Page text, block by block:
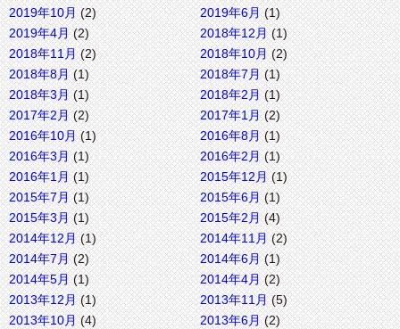
2019年10月(2) 2019年6月(1)
2019年4月(2) 2018年12月(1)
2018年11月(2) 2018年10月(2)
2018年8月(1) 2018年7月(1)
2018年3月(1) 2018年2月(1)
2017年2月(2) 2017年1月(2)
2016年10月(1) 2016年8月(1)
2016年3月(1) 2016年2月(1)
2016年1月(1) 2015年12月(1)
2015年7月(1) 2015年6月(1)
2015年3月(1) 2015年2月(4)
2014年12月(1) 2014年11月(2)
2014年7月(2) 2014年6月(1)
2014年5月(1) 2014年4月(2)
2013年12月(1) 2013年11月(5)
2013年10月(4) 2013年6月(2)